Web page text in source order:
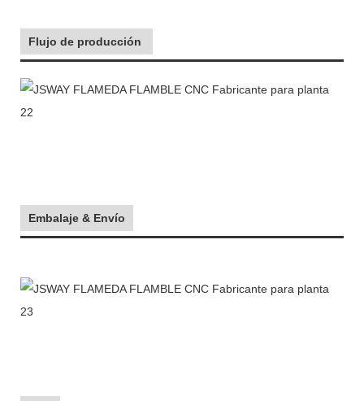
Flujo de producción
Embalaje & Envío